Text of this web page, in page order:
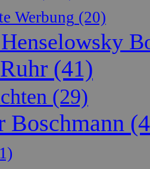
Werbung (20)
(41)
(29)
Boschmann